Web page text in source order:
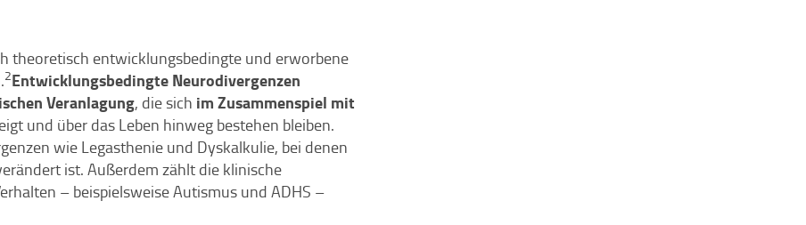
theoretisch entwicklungsbedingte und erworbene
2Entwicklungsbedingte Neurodivergenzen
Veranlagung, die sich im Zusammenspiel mit
und über das Leben hinweg bestehen bleiben.
wie Legasthenie und Dyskalkulie, bei denen
ist. Außerdem zählt die klinische
– beispielsweise Autismus und ADHS –